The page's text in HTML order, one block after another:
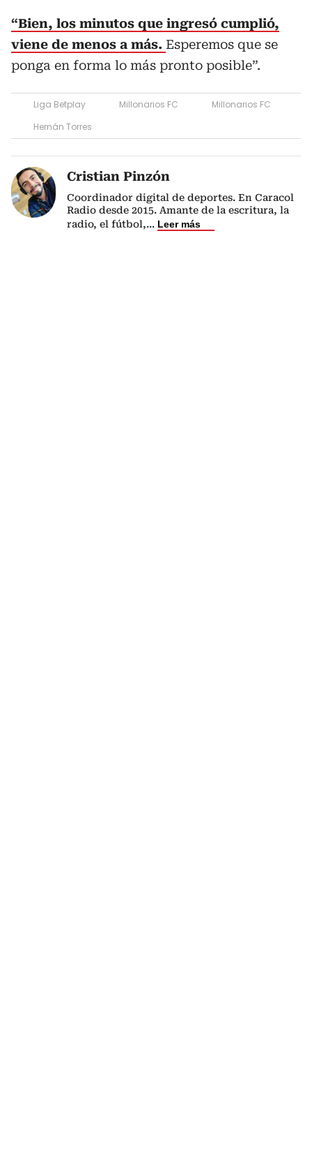
“Bien, los minutos que ingresó cumplió,
viene de menos a más. Esperemos que se
ponga en forma lo más pronto posible”.
Liga Betplay Millonarios FC
Millonarios FC
Hernán Torres
Cristian Pinzón
Coordinador digital de deportes. En Caracol
Radio desde 2015. Amante de la escritura, la
radio, el fútbol,... Leer más